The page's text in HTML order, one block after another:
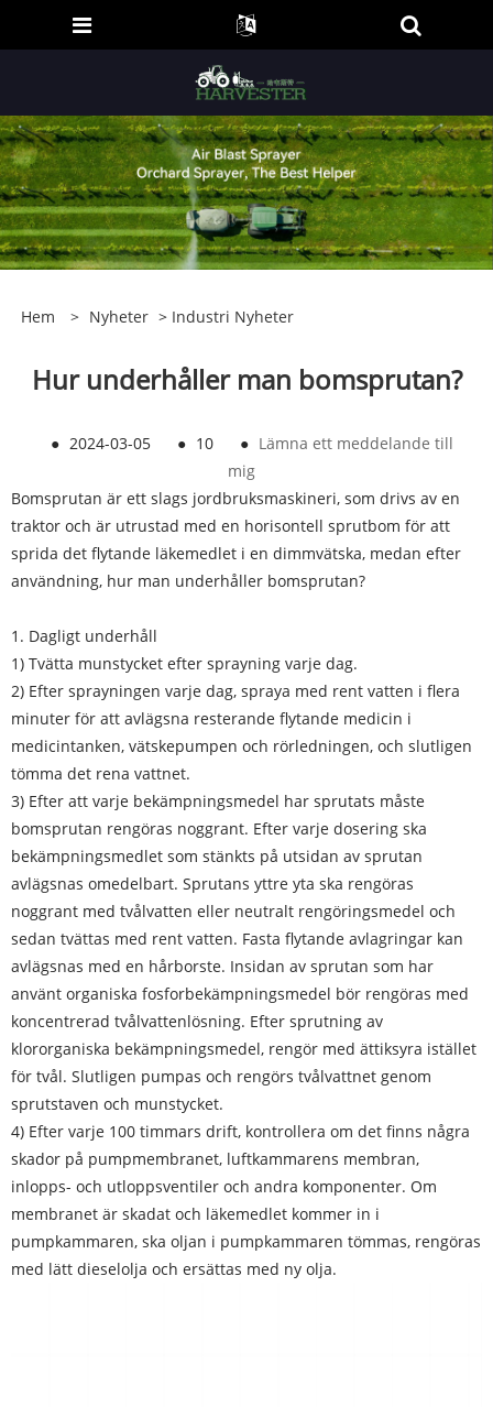
Hem > Nyheter > Industri Nyheter
Hur underhåller man bomsprutan?
● 2024-03-05 ● 10 ● Lämna ett meddelande till
mig
Bomsprutan är ett slags jordbruksmaskineri, som drivs av en
traktor och är utrustad med en horisontell sprutbom för att
sprida det flytande läkemedlet i en dimmvätska, medan efter
användning, hur man underhåller bomsprutan?
1. Dagligt underhåll
1) Tvätta munstycket efter sprayning varje dag.
2) Efter sprayningen varje dag, spraya med rent vatten i flera
minuter för att avlägsna resterande flytande medicin i
medicintanken, vätskepumpen och rörledningen, och slutligen
tömma det rena vattnet.
3) Efter att varje bekämpningsmedel har sprutats måste
bomsprutan rengöras noggrant. Efter varje dosering ska
bekämpningsmedlet som stänkts på utsidan av sprutan
avlägsnas omedelbart. Sprutans yttre yta ska rengöras
noggrant med tvålvatten eller neutralt rengöringsmedel och
sedan tvättas med rent vatten. Fasta flytande avlagringar kan
avlägsnas med en hårborste. Insidan av sprutan som har
använt organiska fosforbekämpningsmedel bör rengöras med
koncentrerad tvålvattenlösning. Efter sprutning av
klororganiska bekämpningsmedel, rengör med ättiksyra istället
för tvål. Slutligen pumpas och rengörs tvålvattnet genom
sprutstaven och munstycket.
4) Efter varje 100 timmars drift, kontrollera om det finns några
skador på pumpmembranet, luftkammarens membran,
inlopps- och utloppsventiler och andra komponenter. Om
membranet är skadat och läkemedlet kommer in i
pumpkammaren, ska oljan i pumpkammaren tömmas, rengöras
med lätt dieselolja och ersättas med ny olja.